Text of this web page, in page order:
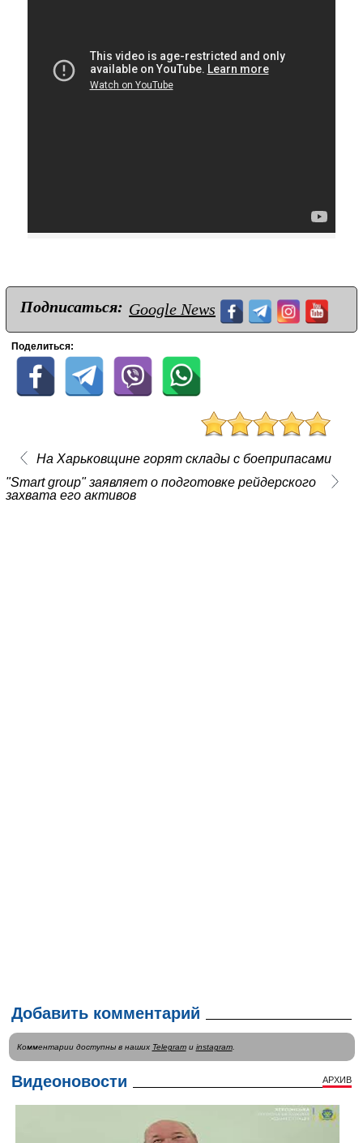
Подписаться: Google News
Поделиться:
На Харьковщине горят склады с боеприпасами
"Smart group" заявляет о подготовке рейдерского
захвата его активов
Добавить комментарий
Комментарии доступны в наших Telegramи instagram.
Видеоновости АРХИВ